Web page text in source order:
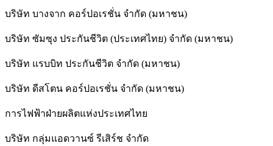
บริษัท บางจาก คอร์ปอเรชั่น จำกัด (มหาชน)
บริษัท ซัมซุง ประกันชีวิต (ประเทศไทย) จำกัด (มหาชน)
บริษัท แรบบิท ประกันชีวิต จำกัด (มหาชน)
บริษัท ดีสโตน คอร์ปอเรชั่น จำกัด (มหาชน)
การไฟฟ้าฝ่ายผลิตแห่งประเทศไทย
บริษัท กลุ่มแอดวานซ์ รีเสิร์ช จำกัด